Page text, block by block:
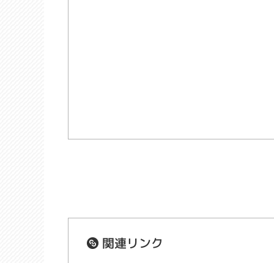
関連リンク